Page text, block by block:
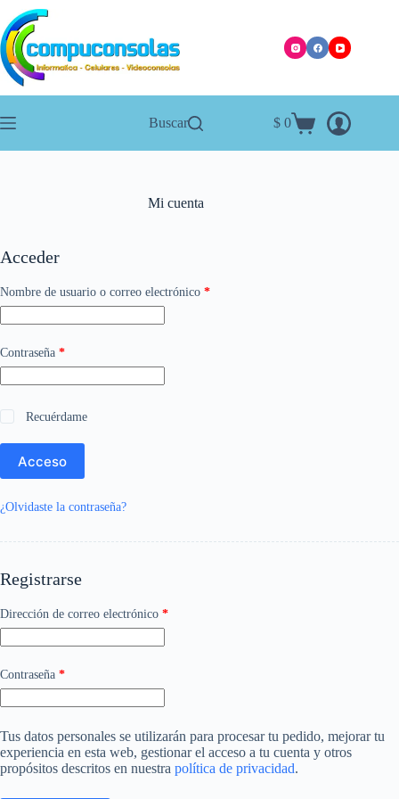
Saltar
al
contenido
Buscar
Carro
$ 0
Mi cuenta
Acceder
Nombre de usuario o correo electrónico *Obligatorio
Contraseña *Obligatorio
Recuérdame
Acceso
¿Olvidaste la contraseña?
Registrarse
Dirección de correo electrónico *Obligatorio
Contraseña *Obligatorio
Tus datos personales se utilizarán para procesar tu pedido, mejorar tu
experiencia en esta web, gestionar el acceso a tu cuenta y otros
propósitos descritos en nuestra política de privacidad.